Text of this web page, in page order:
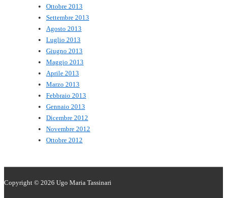
Ottobre 2013
Settembre 2013
Agosto 2013
Luglio 2013
Giugno 2013
Maggio 2013
Aprile 2013
Marzo 2013
Febbraio 2013
Gennaio 2013
Dicembre 2012
Novembre 2012
Ottobre 2012
Copyright © 2026 Ugo Maria Tassinari